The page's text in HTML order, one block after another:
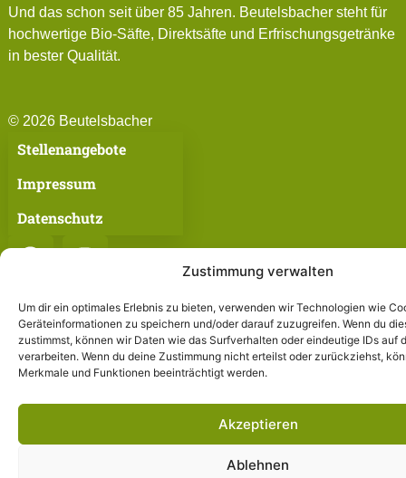
Zustimmung verwalten
Um dir ein optimales Erlebnis zu bieten, verwenden wir Technologien wie
Geräteinformationen zu speichern und/oder darauf zuzugreifen. Wenn du
zustimmst, können wir Daten wie das Surfverhalten oder eindeutige IDs auf
verarbeiten. Wenn du deine Zustimmung nicht erteilst oder zurückziehst,
Merkmale und Funktionen beeinträchtigt werden.
Akzeptieren
Ablehnen
Und das schon seit über 85 Jahren. Beutelsbacher steht für
hochwertige Bio-Säfte, Direktsäfte und Erfrischungsgetränke
in bester Qualität.
© 2026 Beutelsbacher
Stellenangebote
Impressum
Datenschutz